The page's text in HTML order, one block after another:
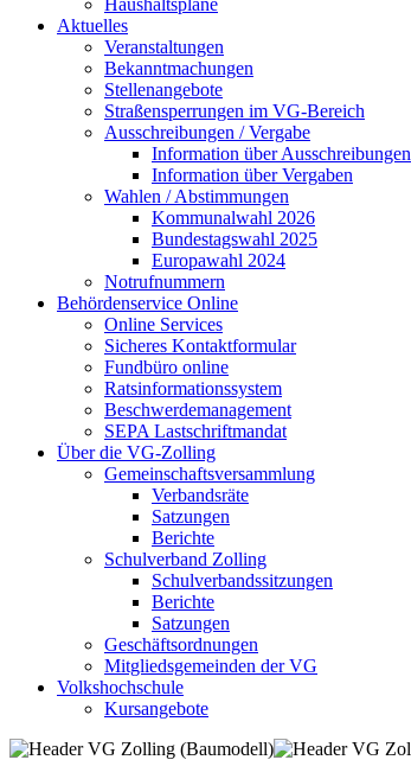
Haushaltspläne
Aktuelles
Veranstaltungen
Bekanntmachungen
Stellenangebote
Straßensperrungen im VG-Bereich
Ausschreibungen / Vergabe
Information über Ausschreibungen
Information über Vergaben
Wahlen / Abstimmungen
Kommunalwahl 2026
Bundestagswahl 2025
Europawahl 2024
Notrufnummern
Behördenservice Online
Online Services
Sicheres Kontaktformular
Fundbüro online
Ratsinformationssystem
Beschwerdemanagement
SEPA Lastschriftmandat
Über die VG-Zolling
Gemeinschaftsversammlung
Verbandsräte
Satzungen
Berichte
Schulverband Zolling
Schulverbandssitzungen
Berichte
Satzungen
Geschäftsordnungen
Mitgliedsgemeinden der VG
Volkshochschule
Kursangebote